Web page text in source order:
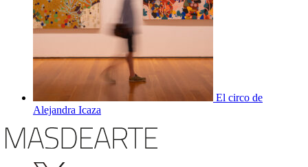
El circo de
Alejandra Icaza